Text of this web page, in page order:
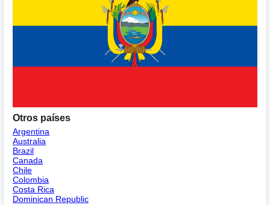
Otros países
Argentina
Australia
Brazil
Canada
Chile
Colombia
Costa Rica
Dominican Republic